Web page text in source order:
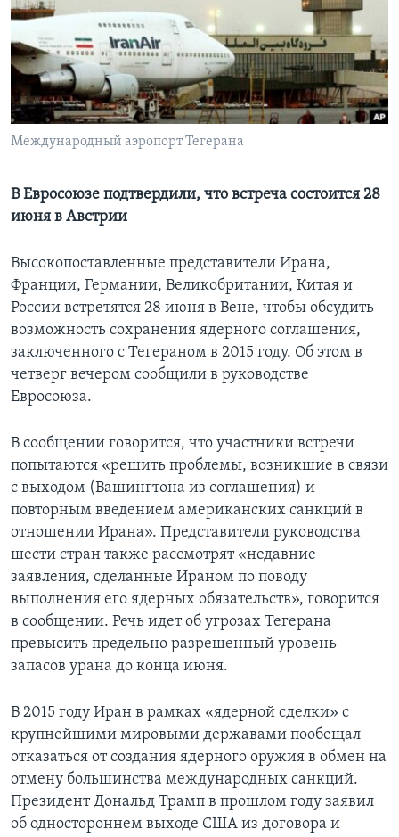
Learning English
СОЦИАЛЬНЫЕ СЕТИ
Международный аэропорт Тегерана
В Евросоюзе подтвердили, что встреча состоится 28
июня в Австрии
Высокопоставленные представители Ирана,
Франции, Германии, Великобритании, Китая и
России встретятся 28 июня в Вене, чтобы обсудить
возможность сохранения ядерного соглашения,
заключенного с Тегераном в 2015 году. Об этом в
четверг вечером сообщили в руководстве
Евросоюза.
В сообщении говорится, что участники встречи
попытаются «решить проблемы, возникшие в связи
с выходом (Вашингтона из соглашения) и
повторным введением американских санкций в
отношении Ирана». Представители руководства
шести стран также рассмотрят «недавние
заявления, сделанные Ираном по поводу
выполнения его ядерных обязательств», говорится
в сообщении. Речь идет об угрозах Тегерана
превысить предельно разрешенный уровень
запасов урана до конца июня.
В 2015 году Иран в рамках «ядерной сделки» с
крупнейшими мировыми державами пообещал
отказаться от создания ядерного оружия в обмен на
отмену большинства международных санкций.
Президент Дональд Трамп в прошлом году заявил
об одностороннем выходе США из договора и